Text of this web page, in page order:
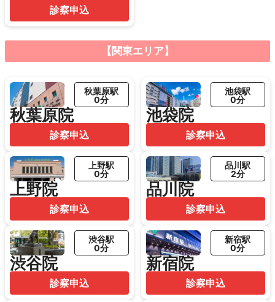
診察申込
【関東エリア】
秋葉原院
秋葉原駅
0分
診察申込
池袋院
池袋駅
0分
診察申込
上野院
上野駅
0分
診察申込
品川院
品川駅
2分
診察申込
渋谷院
渋谷駅
0分
診察申込
新宿院
新宿駅
0分
診察申込